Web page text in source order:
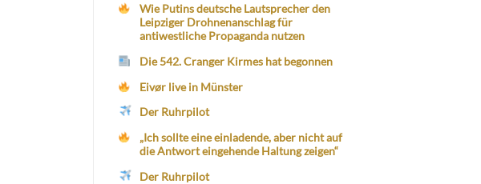
Wie Putins deutsche Lautsprecher den
Leipziger Drohnenanschlag für
antiwestliche Propaganda nutzen
Die 542. Cranger Kirmes hat begonnen
Eivør live in Münster
Der Ruhrpilot
„Ich sollte eine einladende, aber nicht auf
die Antwort eingehende Haltung zeigen“
Der Ruhrpilot